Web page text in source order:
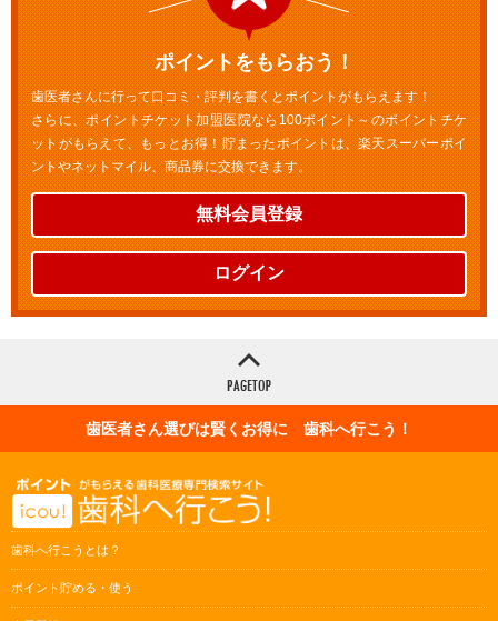
ポイントをもらおう！
歯医者さんに行って口コミ・評判を書くとポイントがもらえます！
さらに、ポイントチケット加盟医院なら100ポイント～のポイントチケ
ットがもらえて、もっとお得！貯まったポイントは、楽天スーパーポイ
ントやネットマイル、商品券に交換できます。
無料会員登録
ログイン
歯医者さん選びは賢くお得に 歯科へ行こう！
歯科へ行こうとは？
ポイント貯める・使う